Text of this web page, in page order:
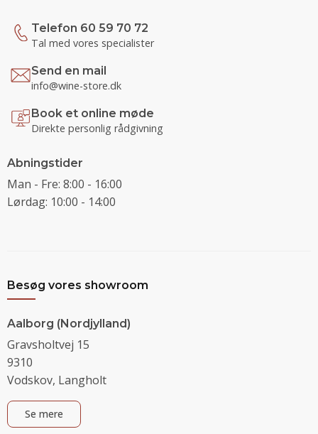
Telefon 60 59 70 72
Tal med vores specialister
Send en mail
info@wine-store.dk
Book et online møde
Direkte personlig rådgivning
Abningstider
Man - Fre: 8:00 - 16:00
Lørdag: 10:00 - 14:00
Besøg vores showroom
Aalborg (Nordjylland)
Gravsholtvej 15
9310
Vodskov, Langholt
Se mere